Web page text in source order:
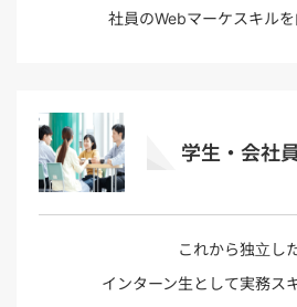
社員のWebマーケスキル
学生・会社員
これから独立し
インターン生として実務ス